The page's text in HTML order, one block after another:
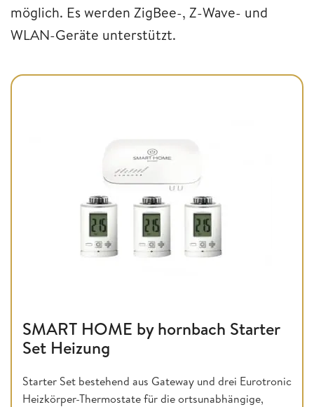
möglich. Es werden ZigBee-, Z-Wave- und
WLAN-Geräte unterstützt.
SMART HOME by hornbach Starter
Set Heizung
Starter Set bestehend aus Gateway und drei Eurotronic
Heizkörper-Thermostate für die ortsunabhängige,